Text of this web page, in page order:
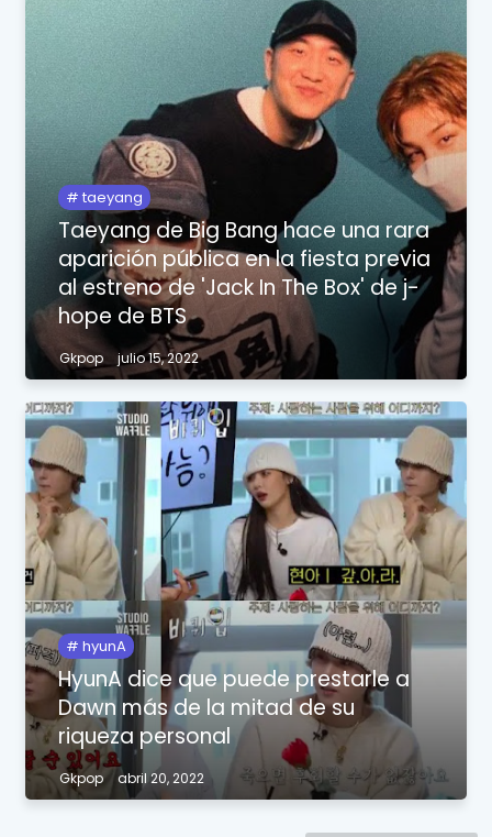
taeyang
Taeyang de Big Bang hace una rara
aparición pública en la fiesta previa
al estreno de 'Jack In The Box' de j-
hope de BTS
Gkpop julio 15, 2022
hyunA
HyunA dice que puede prestarle a
Dawn más de la mitad de su
riqueza personal
Gkpop abril 20, 2022